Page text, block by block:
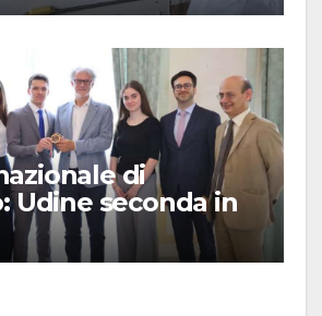
di
Udine seconda in